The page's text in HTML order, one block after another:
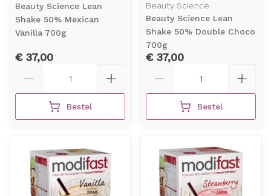
Beauty Science Lean
Shake 50% Mexican
Vanilla 700g
€ 37,00
Bestel
Beauty Science
Beauty Science Lean
Shake 50% Double Choco
700g
€ 37,00
Bestel